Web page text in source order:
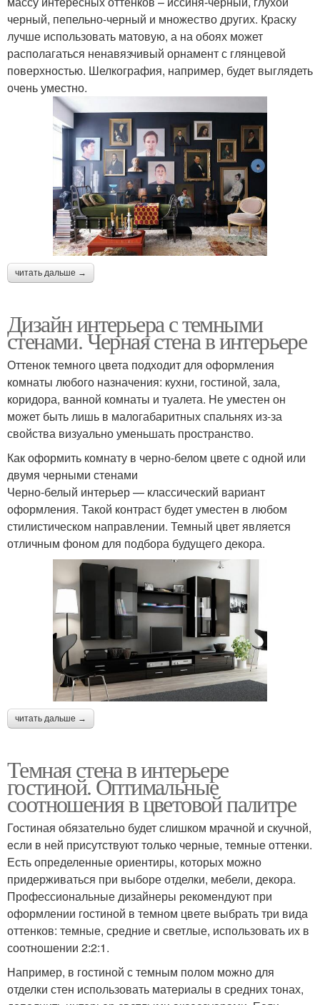
черный, пепельно-черный и множество других. Краску
лучше использовать матовую, а на обоях может
располагаться ненавязчивый орнамент с глянцевой
поверхностью. Шелкография, например, будет выглядеть
очень уместно.
читать дальше →
Дизайн интерьера с темными
стенами. Черная стена в интерьере
Оттенок темного цвета подходит для оформления
комнаты любого назначения: кухни, гостиной, зала,
коридора, ванной комнаты и туалета. Не уместен он
может быть лишь в малогабаритных спальнях из-за
свойства визуально уменьшать пространство.
Как оформить комнату в черно-белом цвете с одной или
двумя черными стенами
Черно-белый интерьер — классический вариант
оформления. Такой контраст будет уместен в любом
стилистическом направлении. Темный цвет является
отличным фоном для подбора будущего декора.
читать дальше →
Темная стена в интерьере
гостиной. Оптимальные
соотношения в цветовой палитре
Гостиная обязательно будет слишком мрачной и скучной,
если в ней присутствуют только черные, темные оттенки.
Есть определенные ориентиры, которых можно
придерживаться при выборе отделки, мебели, декора.
Профессиональные дизайнеры рекомендуют при
оформлении гостиной в темном цвете выбрать три вида
оттенков: темные, средние и светлые, использовать их в
соотношении 2:2:1.
Например, в гостиной с темным полом можно для
отделки стен использовать материалы в средних тонах,